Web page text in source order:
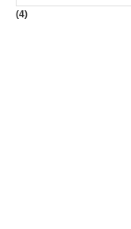
(4)